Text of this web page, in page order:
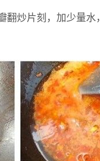
翻炒片刻，加少量